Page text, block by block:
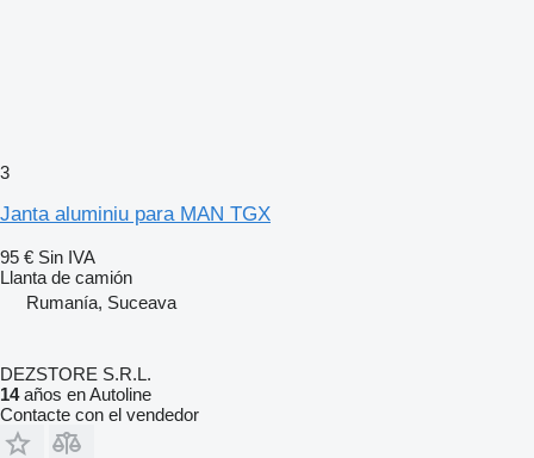
3
Janta aluminiu para MAN TGX
95 € Sin IVA
Llanta de camión
Rumanía, Suceava
DEZSTORE S.R.L.
14años en Autoline
Contacte con el vendedor